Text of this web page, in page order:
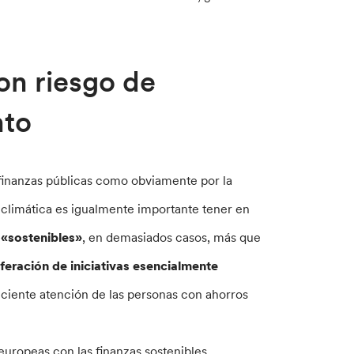
riesgo de
públicas como obviamente por la
es igualmente importante tener en
, en demasiados casos, más que
de iniciativas esencialmente
atención de las personas con ahorros